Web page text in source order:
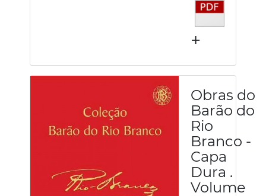
+
Obras do
Barão do
Rio
Branco -
Capa
Dura .
Volume